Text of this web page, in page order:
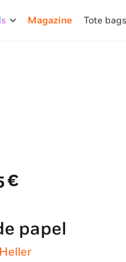
s Magazine Tote bags
€.
€
é:
18,85 €.
papel